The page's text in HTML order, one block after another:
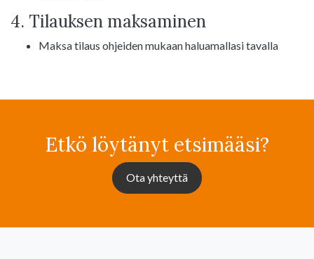
4. Tilauksen maksaminen
Maksa tilaus ohjeiden mukaan haluamallasi tavalla
Etkö löytänyt etsimääsi?
Ota yhteyttä